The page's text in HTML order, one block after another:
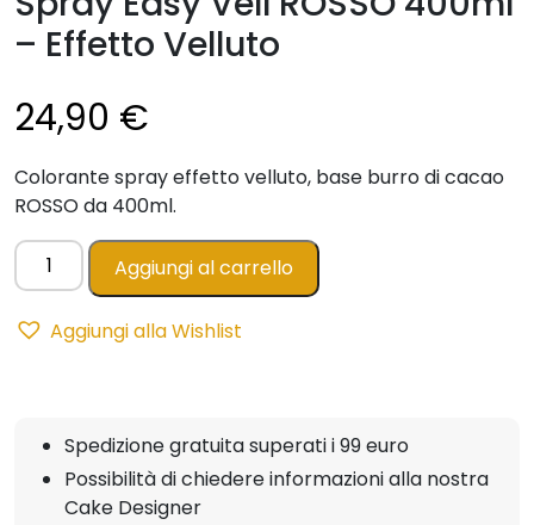
– Effetto Velluto
24,90 €
Colorante spray effetto velluto, base burro di cacao
ROSSO da 400ml.
Spray
Easy
ROSSO
Velluto
quantità
Aggiungi al carrello
Aggiungi alla Wishlist
Spedizione gratuita superati i 99 euro
Possibilità di chiedere informazioni alla nostra
Cake Designer